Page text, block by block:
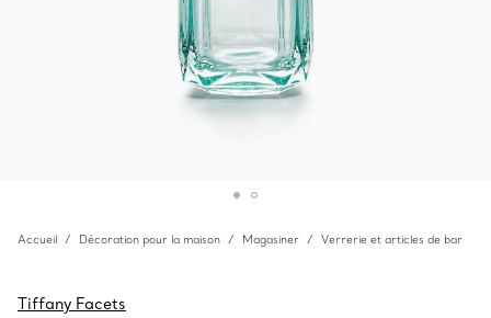
Accueil Décoration pour la maison Magasiner Verrerie et articles de bar
Tiffany Facets